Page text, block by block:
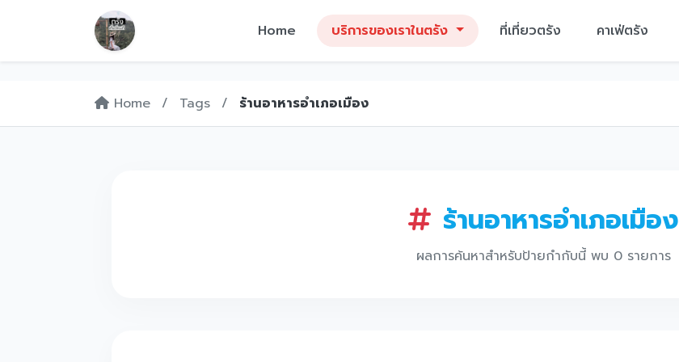
Home บริการของเราในตรัง ที่เที่ยวตรัง คาเฟ่ตรัง
Home / Tags / ร้านอาหารอำเภอเมือง
ร้านอาหารอำเภอเมือง
ผลการค้นหาสำหรับป้ายกำกับนี้ พบ 0 รายการ